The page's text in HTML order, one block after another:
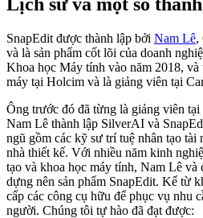
SnapEdit được thành lập bởi Nam Lê,
và là sản phẩm cốt lõi của doanh
Khoa học Máy tính vào năm 2018,
máy tại Holcim và là giảng viên tại
Ông trước đó đã từng là giảng viên
Nam Lê thành lập SilverAI và
ngũ gồm các kỹ sư trí tuệ nhân tạo tài
nhà thiết kế. Với nhiều năm kinh
tạo và khoa học máy tính, Nam Lê và
dựng nên sản phẩm SnapEdit. Kể từ
cấp các công cụ hữu để phục vụ nhu
người. Chúng tôi tự hào đã đạt được: